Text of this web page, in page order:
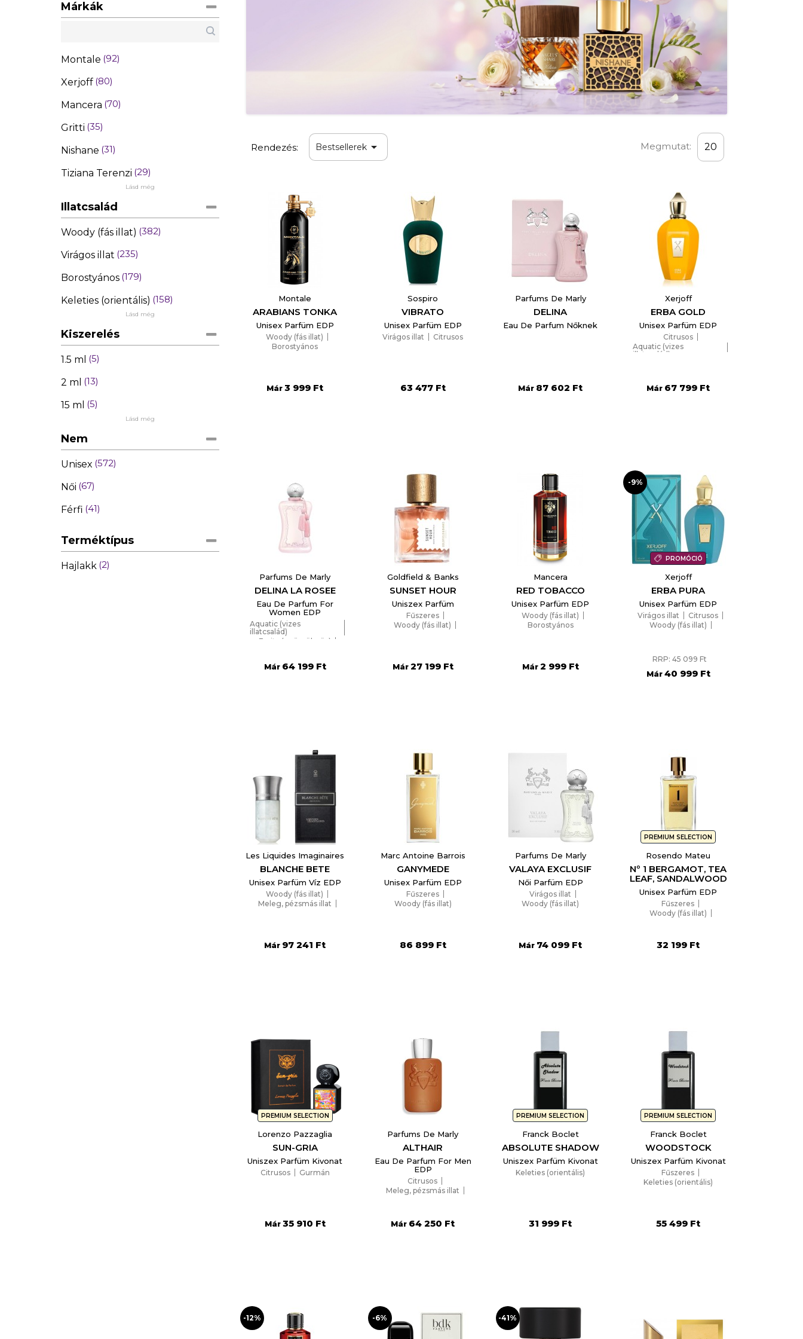
Márkák
Montale 92
Xerjoff 80
Mancera 70
Gritti 35
Nishane 31
Tiziana Terenzi 29
Lásd még
Illatcsalád
Woody (fás illat) 382
Virágos illat 235
Borostyános 179
Keleties (orientális) 158
Lásd még
Kiszerelés
1.5 ml 5
2 ml 13
15 ml 5
Lásd még
Nem
Unisex 572
Női 67
Férfi 41
Terméktípus
Hajlakk 2
Rendezés: Bestsellerek Megmutat: 20
Montale
ARABIANS TONKA
Unisex Parfüm EDP
Woody (fás illat)
Borostyános
Már 3 999 Ft
Sospiro
VIBRATO
Unisex Parfüm EDP
Virágos illat Citrusos
63 477 Ft
Parfums De Marly
DELINA
Eau De Parfum Nőknek
Már 87 602 Ft
Xerjoff
ERBA GOLD
Unisex Parfüm EDP
Citrusos
Aquatic (vizes
illatcsalád)
Már 67 799 Ft
Parfums De Marly
DELINA LA ROSEE
Eau De Parfum For
Women EDP
Aquatic (vizes
illatcsalád)
Fruity (gyümölcsös)
Már 64 199 Ft
Goldfield & Banks
SUNSET HOUR
Uniszex Parfüm
Fűszeres
Woody (fás illat)
Már 27 199 Ft
Mancera
RED TOBACCO
Unisex Parfüm EDP
Woody (fás illat)
Borostyános
Már2 999 Ft
PROMÓCIÓ
-9%
Xerjoff
ERBA PURA
Unisex Parfüm EDP
Virágos illat
Citrusos
Woody (fás illat)
Már
RRP: 45 099 Ft
40 999 Ft
Les Liquides Imaginaires
BLANCHE BETE
Unisex Parfüm Víz EDP
Woody (fás illat)
Meleg, pézsmás illat
Már 97 241 Ft
Marc Antoine Barrois
GANYMEDE
Unisex Parfüm EDP
Fűszeres
Woody (fás illat)
86 899 Ft
Parfums De Marly
VALAYA EXCLUSIF
Női Parfüm EDP
Virágos illat
Woody (fás illat)
Már 74 099 Ft
PREMIUM SELECTION
Rosendo Mateu
Nº 1 BERGAMOT, TEA
LEAF, SANDALWOOD
Unisex Parfüm EDP
Fűszeres
Woody (fás illat)
32 199 Ft
PREMIUM SELECTION
Lorenzo Pazzaglia
SUN-GRIA
Uniszex Parfüm Kivonat
Citrusos Gurmán
Már35 910 Ft
Parfums De Marly
ALTHAIR
Eau De Parfum For Men
EDP
Citrusos
Meleg, pézsmás illat
Már 64 250 Ft
PREMIUM SELECTION
Franck Boclet
ABSOLUTE SHADOW
Uniszex Parfüm Kivonat
Keleties (orientális)
31 999 Ft
PREMIUM SELECTION
Franck Boclet
WOODSTOCK
Uniszex Parfüm Kivonat
Fűszeres
Keleties (orientális)
55 499 Ft
-12% -6% -41%
Create wishlist ×
Wishlist name
Отказ